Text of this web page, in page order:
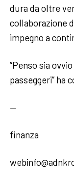
dura da oltre
collaborazione
impegno a
“Penso sia
passeggeri” ha
—
finanza